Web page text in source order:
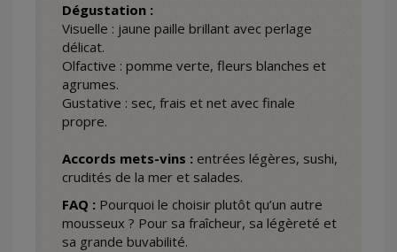
Dégustation :
Visuelle : jaune paille brillant avec perlage
délicat.
Olfactive : pomme verte, fleurs blanches et
agrumes.
Gustative : sec, frais et net avec finale
propre.
Accords mets-vins : entrées légères, sushi,
crudités de la mer et salades.
FAQ : Pourquoi le choisir plutôt qu’un autre
mousseux ? Pour sa fraîcheur, sa légèreté et
sa grande buvabilité.